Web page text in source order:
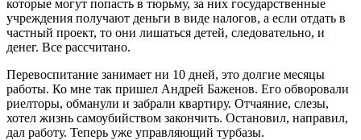
которые могут попасть в тюрьму, за них государственные
учреждения получают деньги в виде налогов, а если отдать в
частный проект, то они лишаться детей, следовательно, и
денег. Все рассчитано.
Перевоспитание занимает ни 10 дней, это долгие месяцы
работы. Ко мне так пришел Андрей Баженов. Его обворовали
риелторы, обманули и забрали квартиру. Отчаяние, слезы,
хотел жизнь самоубийством закончить. Остановил, направил,
дал работу. Теперь уже управляющий турбазы.